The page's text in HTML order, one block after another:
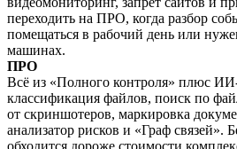
переходить на ПРО, когда разбор
помещаться в рабочий день или
машинах.
ПРО
Всё из «Полного контроля» плюс
классификация файлов, поиск по
от скриншотеров, маркировка
анализатор рисков и «Граф связей».
обходится дороже стоимости